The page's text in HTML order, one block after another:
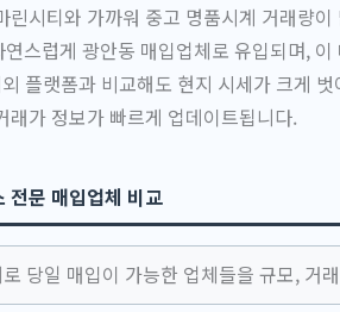
린시티와 가까워 중고 명품시계 거래량
스럽게 광안동 매입업체로 유입되며,
플랫폼과 비교해도 현지 시세가 크게
래가 정보가 빠르게 업데이트됩니다.
전문 매입업체 비교
당일 매입이 가능한 업체들을 규모, 거